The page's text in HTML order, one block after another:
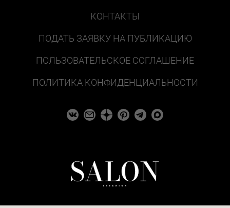
КОНТАКТЫ
ПОДАТЬ ЗАЯВКУ НА ПУБЛИКАЦИЮ
ПОЛЬЗОВАТЕЛЬСКОЕ СОГЛАШЕНИЕ
ПОЛИТИКА КОНФИДЕНЦИАЛЬНОСТИ